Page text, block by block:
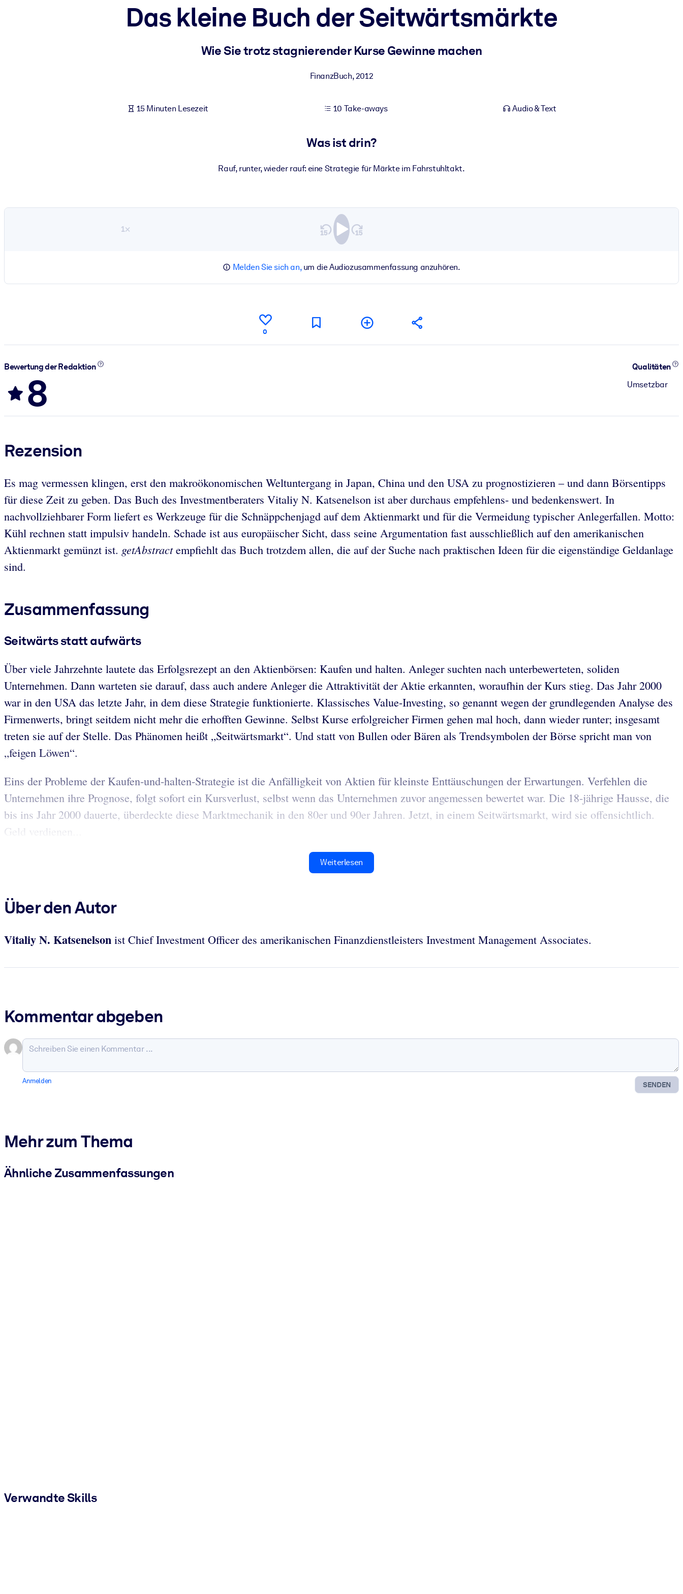
Bereichern Sie Ihre Unternehmensbibliothek mit vertrauenswürdigem, praxisnahem Business-Wissen.
Nutzen Sie verlässliches, strukturiertes Wissen, um die Ergebnisse Ihrer KI-Systeme zu optimieren.
Das kleine Buch der Seitwärtsmärkte
Wie Sie trotz stagnierender Kurse Gewinne machen
FinanzBuch,2012
15 Minuten Lesezeit 10 Take-aways Audio & Text
Was ist drin?
Rauf, runter, wieder rauf: eine Strategie für Märkte im Fahrstuhltakt.
1×
Melden Sie sich an,um die Audiozusammenfassung anzuhören.
0
Bewertung der Redaktion
8
Qualitäten
Umsetzbar
Rezension
Es mag vermessen klingen, erst den makroökonomischen Weltuntergang in Japan, China und den USA zu prognostizieren – und dann Börsentipps
für diese Zeit zu geben. Das Buch des Investmentberaters Vitaliy N. Katsenelson ist aber durchaus empfehlens- und bedenkenswert. In
nachvollziehbarer Form liefert es Werkzeuge für die Schnäppchenjagd auf dem Aktienmarkt und für die Vermeidung typischer Anlegerfallen. Motto:
Kühl rechnen statt impulsiv handeln. Schade ist aus europäischer Sicht, dass seine Argumentation fast ausschließlich auf den amerikanischen
Aktienmarkt gemünzt ist. getAbstractempfiehlt das Buch trotzdem allen, die auf der Suche nach praktischen Ideen für die eigenständige Geldanlage
sind.
Zusammenfassung
Seitwärts statt aufwärts
Über viele Jahrzehnte lautete das Erfolgsrezept an den Aktienbörsen: Kaufen und halten. Anleger suchten nach unterbewerteten, soliden
Unternehmen. Dann warteten sie darauf, dass auch andere Anleger die Attraktivität der Aktie erkannten, woraufhin der Kurs stieg. Das Jahr 2000
war in den USA das letzte Jahr, in dem diese Strategie funktionierte. Klassisches Value-Investing, so genannt wegen der grundlegenden Analyse des
Firmenwerts, bringt seitdem nicht mehr die erhofften Gewinne. Selbst Kurse erfolgreicher Firmen gehen mal hoch, dann wieder runter; insgesamt
treten sie auf der Stelle. Das Phänomen heißt „Seitwärtsmarkt“. Und statt von Bullen oder Bären als Trendsymbolen der Börse spricht man von
„feigen Löwen“.
Eins der Probleme der Kaufen-und-halten-Strategie ist die Anfälligkeit von Aktien für kleinste Enttäuschungen der Erwartungen. Verfehlen die
Unternehmen ihre Prognose, folgt sofort ein Kursverlust, selbst wenn das Unternehmen zuvor angemessen bewertet war. Die 18-jährige Hausse, die
bis ins Jahr 2000 dauerte, überdeckte diese Marktmechanik in den 80er und 90er Jahren. Jetzt, in einem Seitwärtsmarkt, wird sie offensichtlich.
Geld verdienen...
Weiterlesen
Über den Autor
Vitaliy N. Katsenelson ist Chief Investment Officer des amerikanischen Finanzdienstleisters Investment Management Associates.
Kommentar abgeben
SENDEN
Anmelden
Mehr zum Thema
Ähnliche Zusammenfassungen
Verwandte Skills